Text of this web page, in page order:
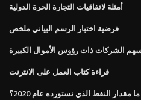
أمثلة لاتفاقيات التجارة الحرة الدولية
فرضية اختبار الرسم البياني ملخص
الشركات ذات رؤوس الأموال الكبيرة
قراءة كتاب العمل على الانترنت
ما مقدار النفط الذي نستورده عام 2020؟